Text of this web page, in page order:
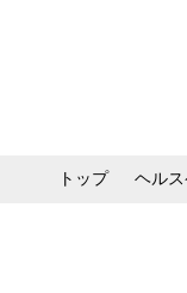
トップ ヘル